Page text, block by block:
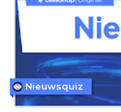
Nieuwsquiz